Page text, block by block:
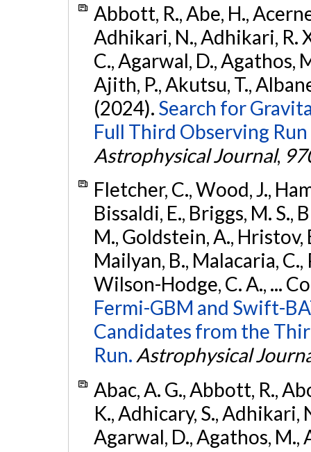
Abbott, R., Abe, H.,
Adhikari, N., Adhikari, R.
C., Agarwal, D., Agathos,
Ajith, P., Akutsu, T.,
(2024). Search for
Full Third Observing
Astrophysical Journal,
Fletcher, C., Wood, J.,
Bissaldi, E., Briggs, M. S.,
M., Goldstein, A., Hristov,
Mailyan, B., Malacaria,
Wilson-Hodge, C. A., ...
Fermi-GBM and Swift-
Candidates from the
Run. Astrophysical
Abac, A. G., Abbott, R.,
K., Adhicary, S., Adhikari,
Agarwal, D., Agathos, M.,